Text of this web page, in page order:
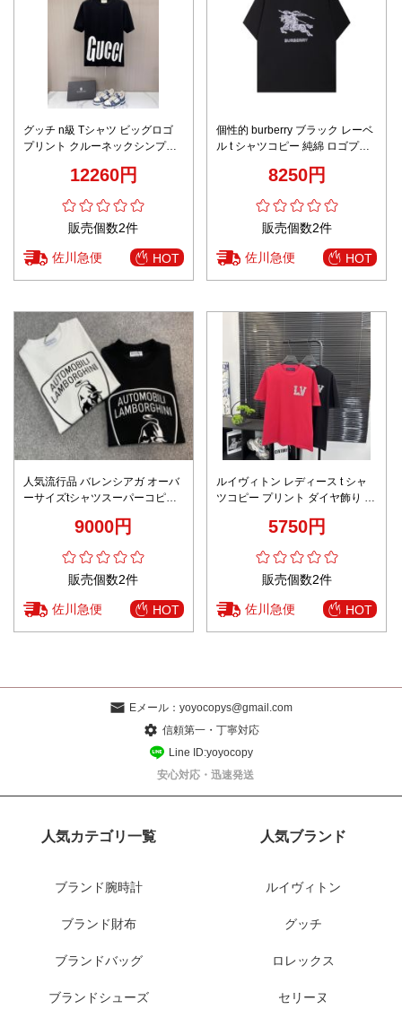
グッチ n級 Tシャツ ビッグロゴ
プリント クルーネックシンプル
12260円
販売個数2件
佐川急便 HOT
個性的 burberry ブラック レーベ
ル t シャツコピー 純綿 ロゴプリ
8250円
販売個数2件
佐川急便 HOT
人気流行品 バレンシアガ オーバ
ーサイズtシャツスーパーコピー
9000円
販売個数2件
佐川急便 HOT
ルイヴィトン レディース t シャ
ツコピー プリント ダイヤ飾り ト
5750円
販売個数2件
佐川急便 HOT
Eメール： yoyocopys@gmail.com
信頼第一・丁寧対応
Line ID:yoyocopy
安心対応・迅速発送
人気カテゴリ一覧
ブランド腕時計
ブランド財布
ブランドバッグ
ブランドシューズ
人気ブランド
ルイヴィトン
グッチ
ロレックス
セリーヌ